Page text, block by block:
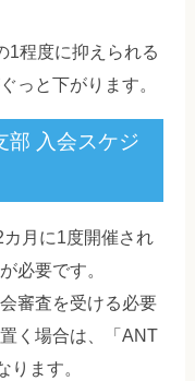
1程度に抑えられる
っと下がります。
部 入会スケジ
月に1度開催され
必要です。
審査を受ける必要
く場合は、「ANT
ります。